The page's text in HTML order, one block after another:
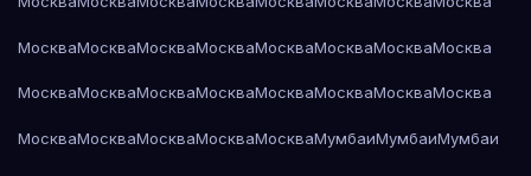
МоскваМоскваМоскваМоскваМоскваМоскваМоскваМосква
МоскваМоскваМоскваМоскваМоскваМоскваМоскваМосква
МоскваМоскваМоскваМоскваМоскваМумбаиМумбаиМумбаи